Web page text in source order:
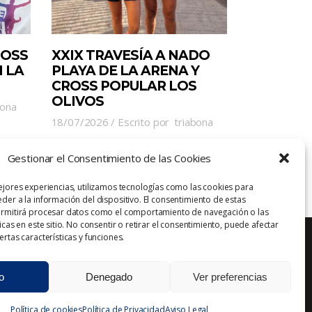
Gestionar el Consentimiento de las Cookies
experiencias, utilizamos tecnologías como las cookies para
a la información del dispositivo. El consentimiento de estas
procesar datos como el comportamiento de navegación o las
en este sitio. No consentir o retirar el consentimiento, puede afectar
características y funciones.
Denegado Ver preferencias
Política de cookiesPolítica de PrivacidadAviso Legal
LA
XXIX TRAVESÍA A NADO
PLAYA DE LA ARENA Y
CROSS POPULAR LOS
OLIVOS
18/07/2026 Escrito por triabona
Contacto
Política de Privacidad